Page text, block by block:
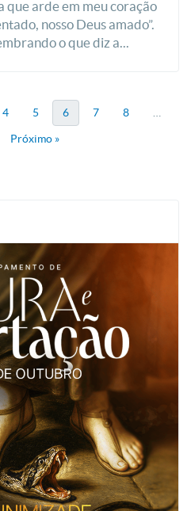
que arde em meu coração
nosso Deus amado”.
o que diz a...
4 5 6 7 8
Próximo »